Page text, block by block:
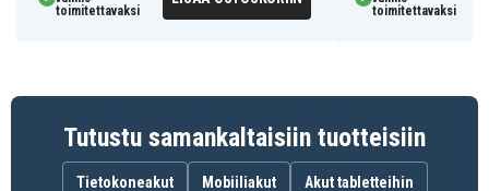
DBR-800D, DBR-800A
FREESTYL2BA
Yhteensopivuus:
toimitettavaksi
toimitettavaksi
Tutustu samankaltaisiin tuotteisiin
Tietokoneakut Mobiiliakut Akut tabletteihin